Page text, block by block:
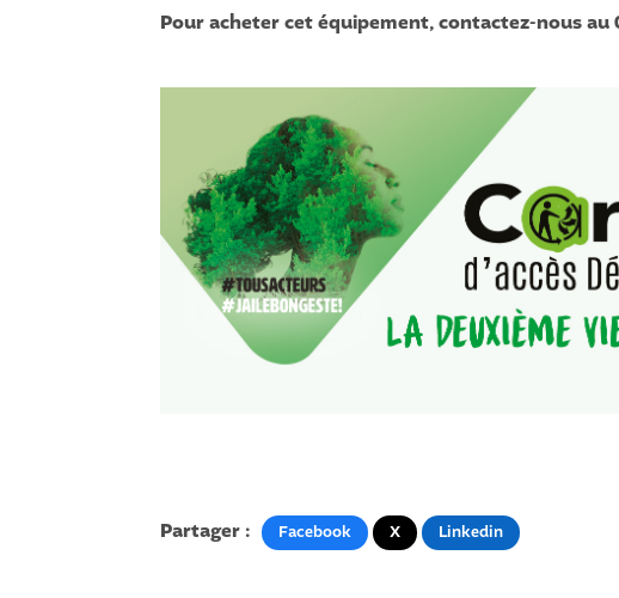
Pour acheter cet équipement, contactez-nous au
Partager : Facebook X Linkedin